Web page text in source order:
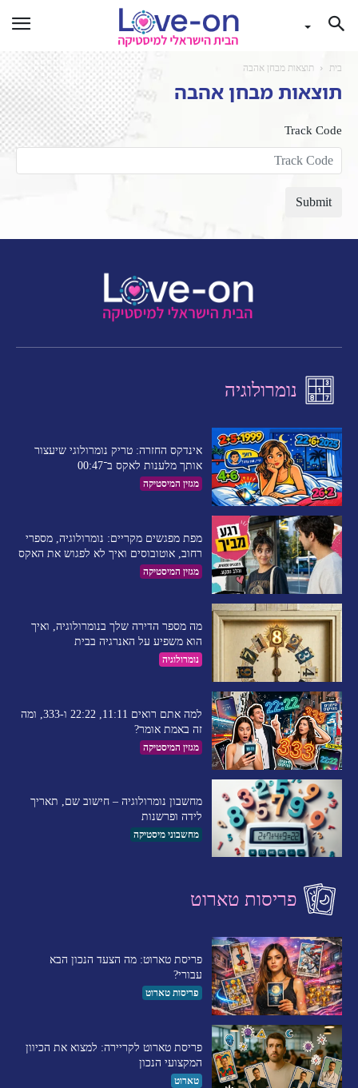
בית תוצאות מבחן אהבה
תוצאות מבחן אהבה
Track Code
Submit
נומרולוגיה
אינדקס החזרה: טריק נומרולוגי שיעצור
אותך מלענות לאקס ב־00:47
מגזין המיסטיקה
מפת מפגשים מקריים: נומרולוגיה, מספרי
רחוב, אוטובוסים ואיך לא לפגוש את האקס
מגזין המיסטיקה
מה מספר הדירה שלך בנומרולוגיה, ואיך
הוא משפיע על האנרגיה בבית
נומרולוגיה
למה אתם רואים 11:11, 22:22 ו-333, ומה
זה באמת אומר?
מגזין המיסטיקה
מחשבון נומרולוגיה – חישוב שם, תאריך
לידה ופרשנות
מחשבוני מיסטיקה
פריסות טארוט
פריסת טארוט: מה הצעד הנכון הבא
עבורי?
פריסות טארוט
פריסת טארוט לקריירה: למצוא את הכיוון
המקצועי הנכון
טארוט